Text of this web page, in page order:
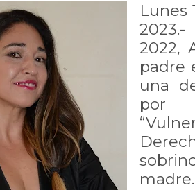
Lunes
2022,
padre
una
por